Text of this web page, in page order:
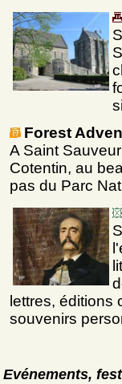
Forest
A Saint
Cotentin, au
pas du Parc
lettres, éditions
souvenirs
Evénements,